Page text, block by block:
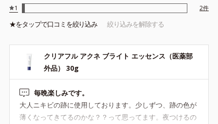
1
2件
★をタップで口コミを絞り込み 絞り込みを解除する
クリアフル アクネ ブライト エッセンス（医薬部
外品） 30g
毎晩楽しみです。
大人ニキビの跡に使用しております。少しずつ、跡の色が
薄くなってきてるのかな？？って思ってます。夜つけるの